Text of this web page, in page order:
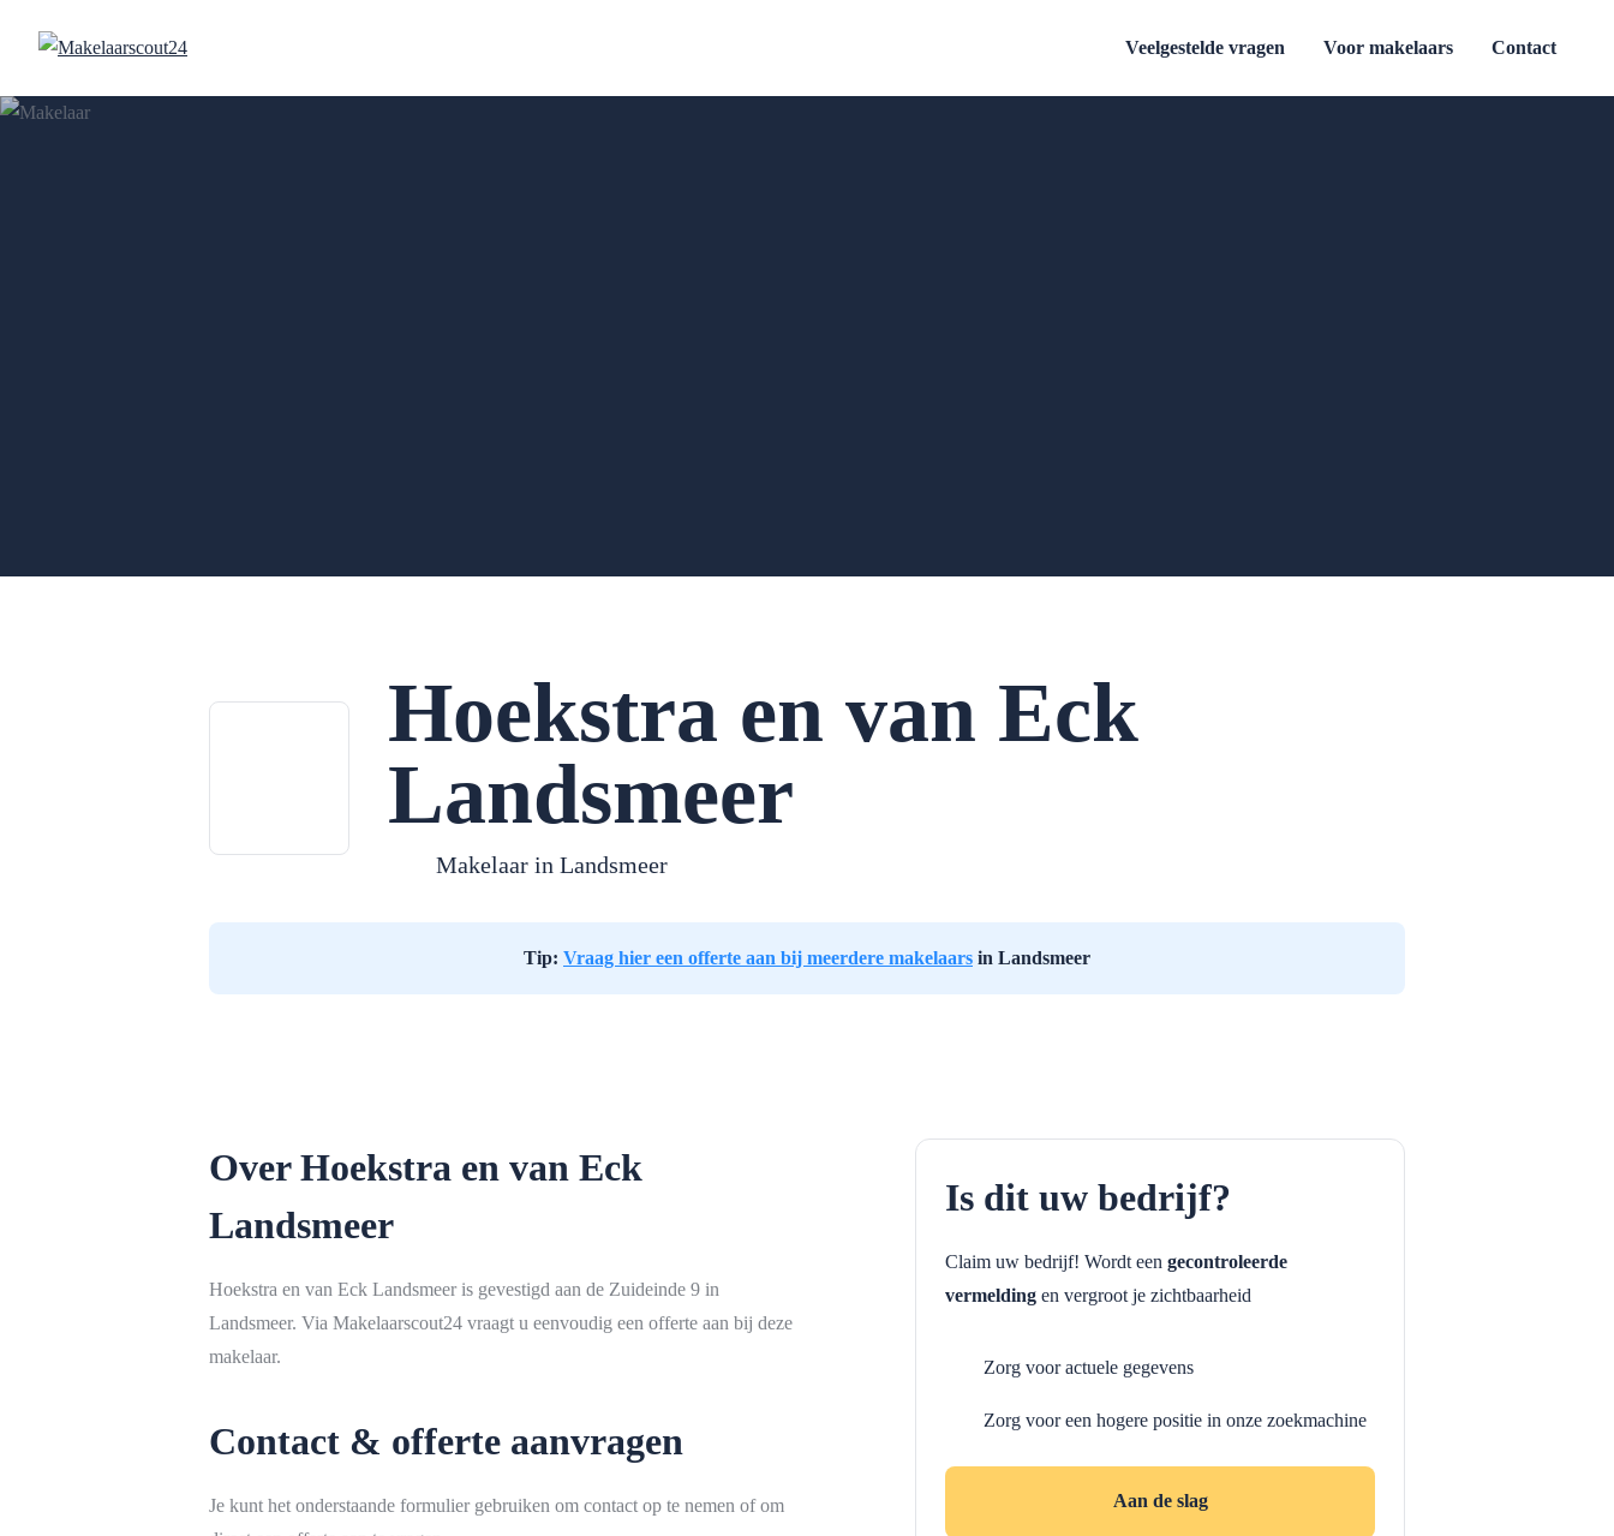
Veelgestelde vragen Voor makelaars Contact
Hoekstra en van Eck
Landsmeer
Makelaar in Landsmeer
Tip: Vraag hier een offerte aan bij meerdere makelaars in Landsmeer
Over Hoekstra en van Eck
Landsmeer
Hoekstra en van Eck Landsmeer is gevestigd aan de Zuideinde 9 in
Landsmeer. Via Makelaarscout24 vraagt u eenvoudig een offerte aan bij deze
makelaar.
Contact & offerte aanvragen
Je kunt het onderstaande formulier gebruiken om contact op te nemen of om
Is dit uw bedrijf?
Claim uw bedrijf! Wordt een gecontroleerde
vermelding en vergroot je zichtbaarheid
Zorg voor actuele gegevens
Zorg voor een hogere positie in onze zoekmachine
Aan de slag